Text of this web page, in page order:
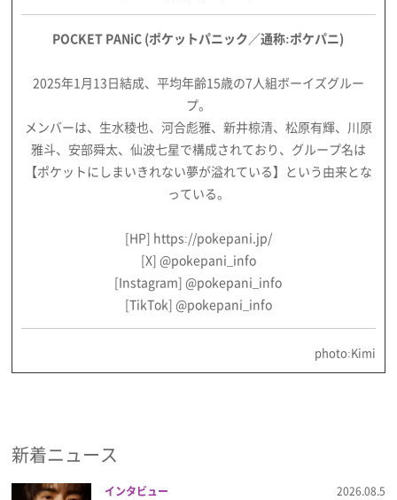
POCKET PANiC (ポケットパニック／通称:ポケパニ)
2025年1月13日結成、平均年齢15歳の7人組ボーイズグルー
プ。
メンバーは、生水稜也、河合彪雅、新井椋清、松原有輝、川原
雅斗、安部舜太、仙波七星で構成されており、グループ名は
【ポケットにしまいきれない夢が溢れている】という由来とな
っている。
[HP] https://pokepani.jp/
[X] @pokepani_info
[Instagram]@pokepani_info
[TikTok] @pokepani_info
photo:Kimi
新着ニュース
インタビュー 2026.08.5